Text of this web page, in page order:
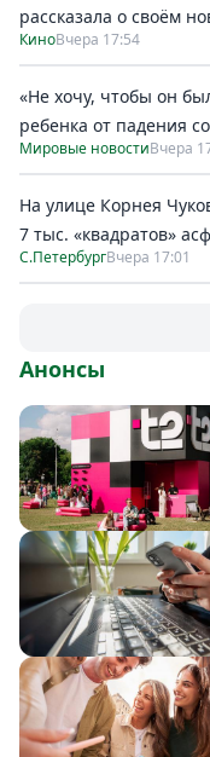
рассказала о своём
КиноВчера 17:54
«Не хочу, чтобы он
ребенка от падения
Мировые новостиВчера
На улице Корнея
7 тыс. «квадратов»
С.ПетербургВчера 17:01
Анонсы